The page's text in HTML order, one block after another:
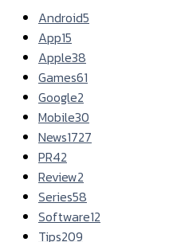
Android5
App15
Apple38
Games61
Google2
Mobile30
News1727
PR42
Review2
Series58
Software12
Tips209